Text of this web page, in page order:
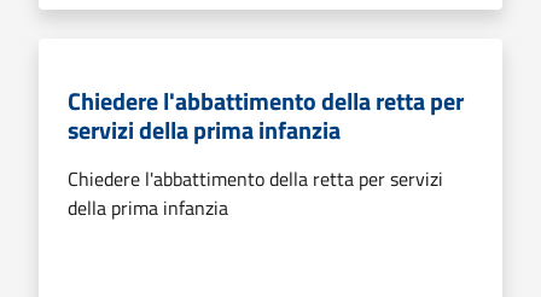
Chiedere l'abbattimento della retta per
servizi della prima infanzia
Chiedere l'abbattimento della retta per servizi
della prima infanzia